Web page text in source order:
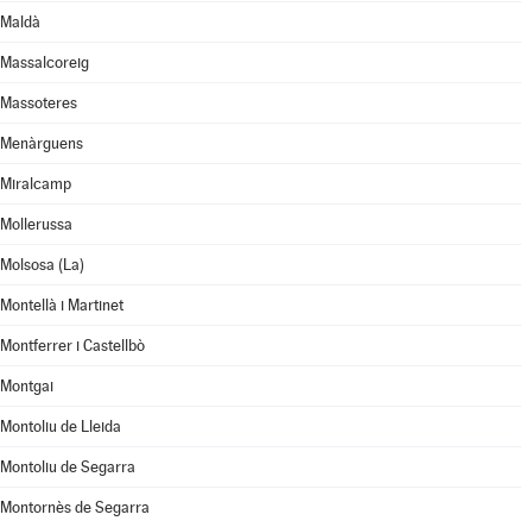
Maldà
Massalcoreig
Massoteres
Menàrguens
Miralcamp
Mollerussa
Molsosa (La)
Montellà i Martinet
Montferrer i Castellbò
Montgai
Montoliu de Lleida
Montoliu de Segarra
Montornès de Segarra